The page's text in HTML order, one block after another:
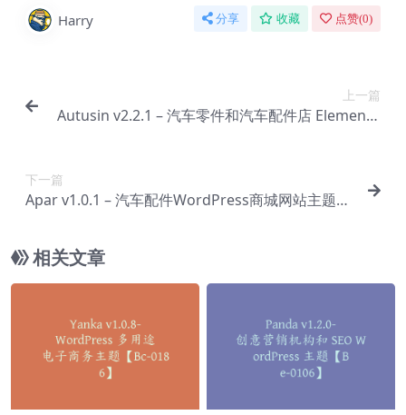
Harry 分享 收藏 点赞(0)
上一篇
Autusin v2.2.1 – 汽车零件和汽车配件店 Elemento
下一篇
Apar v1.0.1 – 汽车配件WordPress商城网站主题模
相关文章